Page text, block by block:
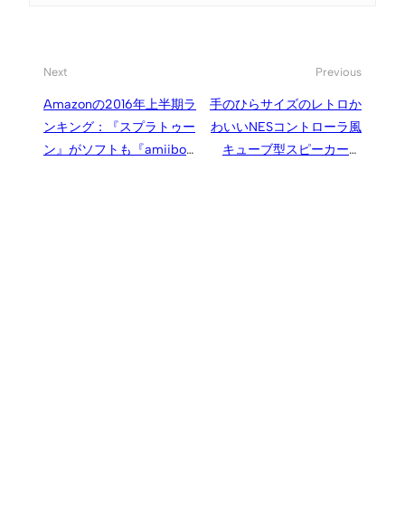
Next
Amazonの2016年上半期ラ
ンキング：『スプラトゥー
ン』がソフトも『amiibo』
Previous
手のひらサイズのレトロか
わいいNESコントローラ風
キューブ型スピーカー、